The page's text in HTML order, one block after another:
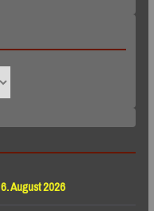
6. August 2026